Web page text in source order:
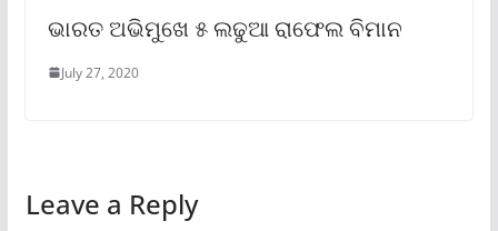
ଭାରତ ଅଭିମୁଖେ ୫ ଲଢୁଆ ରାଫେଲ ବିମାନ
July 27, 2020
Leave a Reply